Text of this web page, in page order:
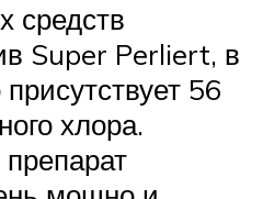
средств
Super Perliert, в
присутствует 56
хлора.